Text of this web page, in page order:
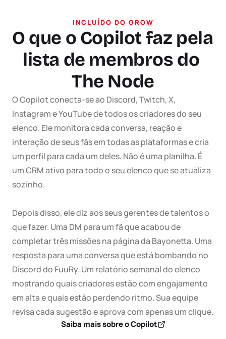
INCLUÍDO DO GROW
O que o Copilot faz pela
lista de membros do
The Node
O Copilot conecta-se ao Discord, Twitch, X,
Instagram e YouTube de todos os criadores do seu
elenco. Ele monitora cada conversa, reação e
interação de seus fãs em todas as plataformas e cria
um perfil para cada um deles. Não é uma planilha. É
um CRM ativo para todo o seu elenco que se atualiza
sozinho.
Depois disso, ele diz aos seus gerentes de talentos o
que fazer. Uma DM para um fã que acabou de
completar três missões na página da Bayonetta. Uma
resposta para uma conversa que está bombando no
Discord do FuuRy. Um relatório semanal do elenco
mostrando quais criadores estão com engajamento
em alta e quais estão perdendo ritmo. Sua equipe
revisa cada sugestão e aprova com apenas um clique.
Saiba mais sobre o Copilot